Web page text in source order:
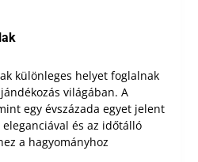
különleges helyet foglalnak
világában. A
egy évszázada egyet jelent
és az időtálló
a hagyományhoz